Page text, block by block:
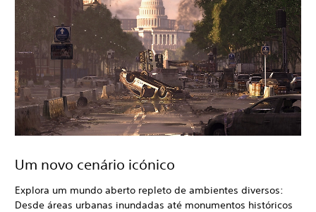
Um novo cenário icónico
Explora um mundo aberto repleto de ambientes diversos:
Desde áreas urbanas inundadas até monumentos históricos